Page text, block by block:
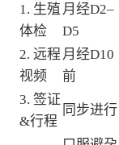
1. 生殖
体检
月经D2–
D5
2. 远程
视频
月经D10
前
3. 签证
&行程
同步进行